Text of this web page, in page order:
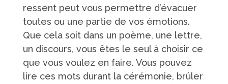
ressent peut vous permettre d’évacuer
toutes ou une partie de vos émotions.
Que cela soit dans un poème, une lettre,
un discours, vous êtes le seul à choisir ce
que vous voulez en faire. Vous pouvez
lire ces mots durant la cérémonie, brûler